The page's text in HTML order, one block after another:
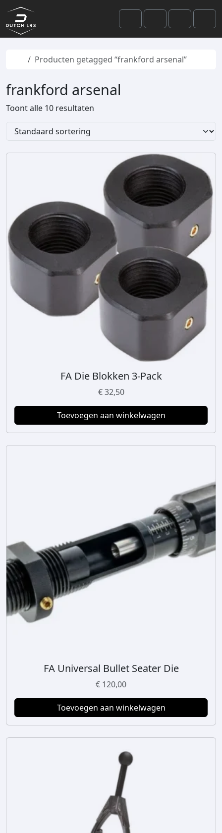
Skip to content
Skip to footer
SearchAccount
Cart
Home
Producten getagged “frankford arsenal”
frankford arsenal
Toont alle 10 resultaten
FA Die Blokken 3-Pack
€32,50
Toevoegen aan winkelwagen
FA Universal Bullet Seater Die
€ 120,00
Toevoegen aan winkelwagen